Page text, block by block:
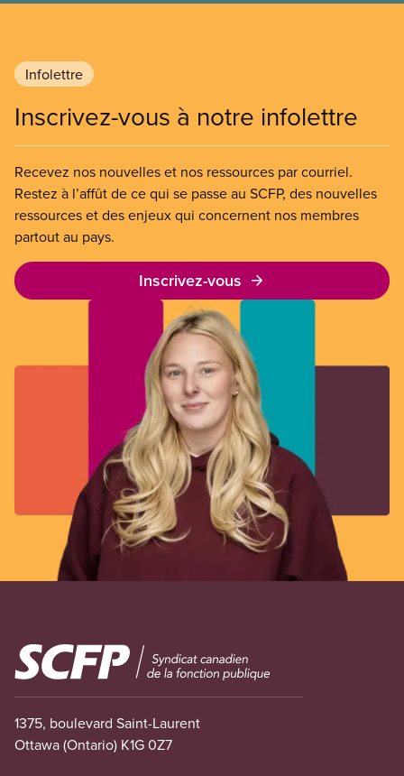
Infolettre
Inscrivez-vous à notre infolettre
Recevez nos nouvelles et nos ressources par courriel.
Restez à l’affût de ce qui se passe au SCFP, des nouvelles
ressources et des enjeux qui concernent nos membres
partout au pays.
Inscrivez-vous
Image
1375, boulevard Saint-Laurent
Ottawa (Ontario) K1G 0Z7